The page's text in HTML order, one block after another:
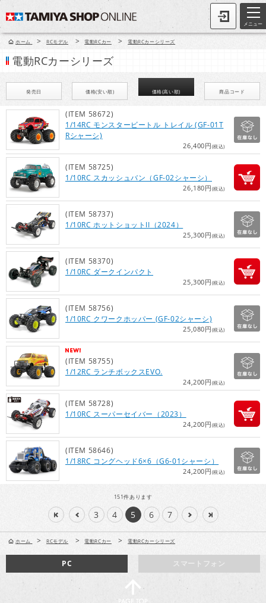
メニュー
ホーム > RCモデル > 電動RCカー > 電動RCカーシリーズ
電動RCカーシリーズ
発売日 価格(安い順) 価格(高い順) 商品コード
(ITEM 58672)
1/14RC モンスタービートル トレイル (GF-01T
Rシャーシ)
26,400円(税込)
(ITEM 58725)
1/10RC スカッシュバン（GF-02シャーシ）
26,180円(税込)
(ITEM 58737)
1/10RC ホットショットII（2024）
25,300円(税込)
(ITEM 58370)
1/10RC ダークインパクト
25,300円(税込)
(ITEM 58756)
1/10RC クワークホッパー (GF-02シャーシ)
25,080円(税込)
(ITEM 58755)
1/12RC ランチボックスEVO.
24,200円(税込)
(ITEM 58728)
1/10RC スーパーセイバー（2023）
24,200円(税込)
(ITEM 58646)
1/18RC コングヘッド6×6（G6-01シャーシ）
24,200円(税込)
151件あります
3 4 5 6 7
ホーム > RCモデル > 電動RCカー > 電動RCカーシリーズ
スマートフォン
PC